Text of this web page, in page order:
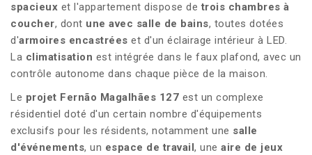
spacieux et l'appartement dispose de trois chambres à
coucher, dont une avec salle de bains, toutes dotées
d'armoires encastrées et d'un éclairage intérieur à LED.
La climatisation est intégrée dans le faux plafond, avec un
contrôle autonome dans chaque pièce de la maison.
Le projet Fernão Magalhães 127 est un complexe
résidentiel doté d'un certain nombre d'équipements
exclusifs pour les résidents, notamment une salle
d'événements, un espace de travail , une aire de jeux